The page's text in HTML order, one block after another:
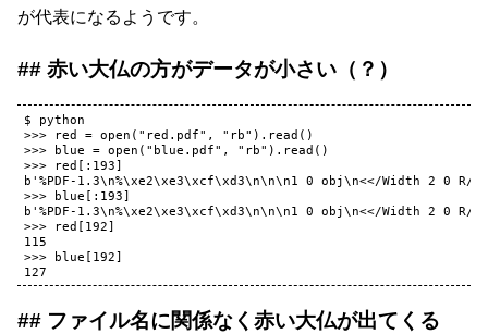
が代表になるようです。
赤い大仏の方がデータが小さい（？）
$ python
>>> red = open("red.pdf", "rb").read()
>>> blue = open("blue.pdf", "rb").read()
>>> red[:193]
b'%PDF-1.3\n%\xe2\xe3\xcf\xd3\n\n\n1 0 obj\n<</Width 2 0
>>> blue[:193]
b'%PDF-1.3\n%\xe2\xe3\xcf\xd3\n\n\n1 0 obj\n<</Width 2 0
>>> red[192]
115
>>> blue[192]
ファイル名に関係なく赤い大仏が出てくる